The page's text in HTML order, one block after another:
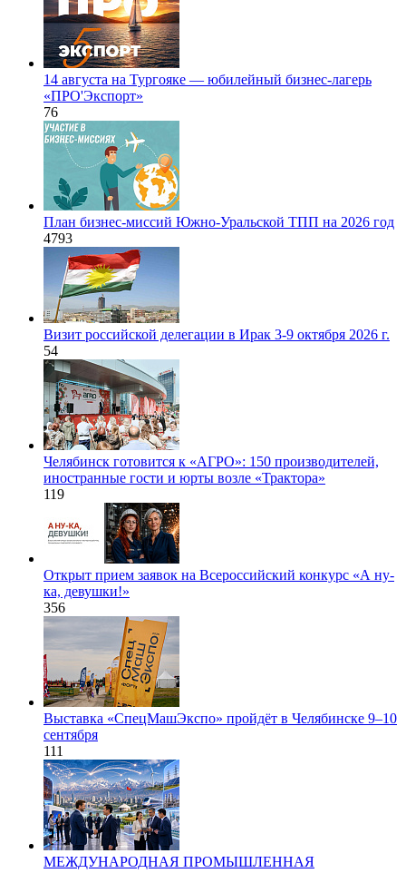
14 августа на Тургояке — юбилейный бизнес-лагерь
«ПРO'Экспорт»
76
План бизнес-миссий Южно-Уральской ТПП на 2026 год
4793
Визит российской делегации в Ирак 3-9 октября 2026 г.
54
Челябинск готовится к «АГРО»: 150 производителей,
иностранные гости и юрты возле «Трактора»
119
Открыт прием заявок на Всероссийский конкурс «А ну-
ка, девушки!»
356
Выставка «СпецМашЭкспо» пройдёт в Челябинске 9–10
сентября
111
МЕЖДУНАРОДНАЯ ПРОМЫШЛЕННАЯ